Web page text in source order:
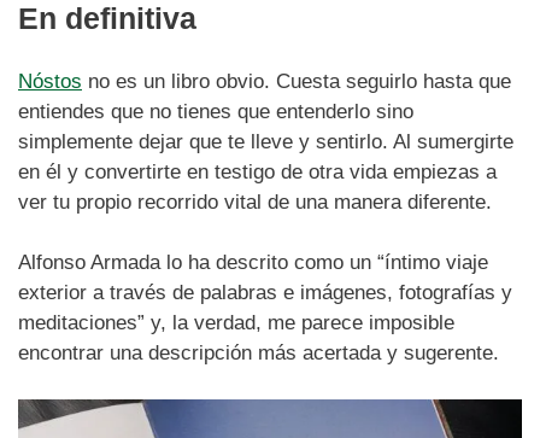
En definitiva
Nóstos no es un libro obvio. Cuesta seguirlo hasta que
entiendes que no tienes que entenderlo sino
simplemente dejar que te lleve y sentirlo. Al sumergirte
en él y convertirte en testigo de otra vida empiezas a
ver tu propio recorrido vital de una manera diferente.
Alfonso Armada lo ha descrito como un “íntimo viaje
exterior a través de palabras e imágenes, fotografías y
meditaciones” y, la verdad, me parece imposible
encontrar una descripción más acertada y sugerente.